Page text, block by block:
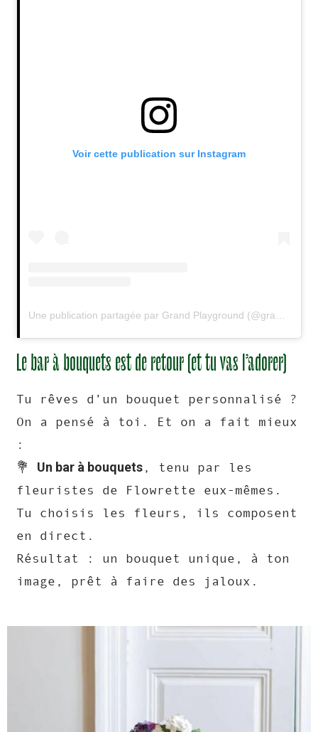
Voir cette publication sur Instagram
Le bar à bouquets est de retour (et tu vas l’adorer)
Tu rêves d’un bouquet personnalisé ?
On a pensé à toi. Et on a fait mieux
:
💐 Un bar à bouquets , tenu par les
fleuristes de Flowrette eux-mêmes.
Tu choisis les fleurs, ils composent
en direct.
Résultat : un bouquet unique, à ton
image, prêt à faire des jaloux.